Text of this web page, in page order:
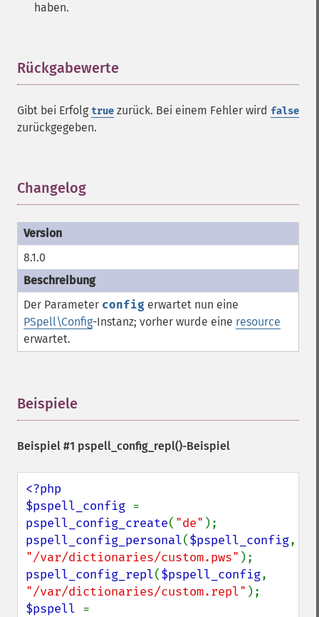
haben.
Rückgabewerte
Gibt bei Erfolg true zurück. Bei einem Fehler wird false
zurückgegeben.
Changelog
8.1.0
Der Parameter config erwartet nun eine
PSpell\Config-Instanz; vorher wurde eine resource
erwartet.
Beispiele
Beispiel #1 pspell_config_repl()-Beispiel
<?php
$pspell_config
pspell_config_create( "de"
pspell_config_personal($pspell_config
"/var/dictionaries/custom.pws"
pspell_config_repl($pspell_config
"/var/dictionaries/custom.repl"
$pspell